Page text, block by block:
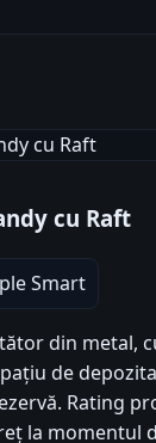
cu Raft
Smart
din metal,
de
Rating
la momentul